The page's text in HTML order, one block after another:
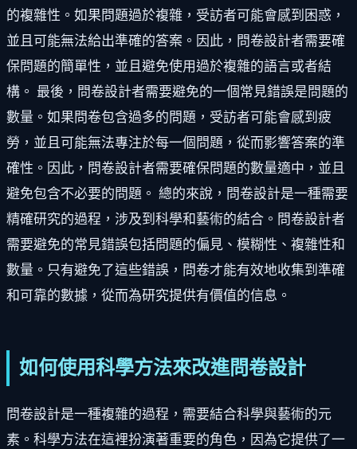
的複雜性。如果問題過於複雜，受訪者可能會感到困惑，
並且可能無法給出準確的答案。因此，問卷設計者需要確
保問題的簡單性，並且避免使用過於複雜的語言或者結
構。 最後，問卷設計者需要避免的一個常見錯誤是問題的
數量。如果問卷包含過多的問題，受訪者可能會感到疲
勞，並且可能無法專注於每一個問題，從而影響答案的準
確性。因此，問卷設計者需要確保問題的數量適中，並且
避免包含不必要的問題。 總的來說，問卷設計是一種需要
精確研究的過程，涉及到科學和藝術的結合。問卷設計者
需要避免的常見錯誤包括問題的偏見、模糊性、複雜性和
數量。只有避免了這些錯誤，問卷才能有效地收集到準確
和可靠的數據，從而為研究提供有價值的信息。
如何使用科學方法來改進問卷設計
問卷設計是一種複雜的過程，需要結合科學與藝術的元
素。科學方法在這裡扮演著重要的角色，因為它提供了一